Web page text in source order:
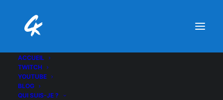
ACCUEIL
TWITCH
YOUTUBE
BLOG
QUI SUIS-JE ?